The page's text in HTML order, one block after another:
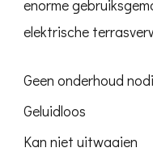
enorme
elektrische
Geen onderhoud
Geluidloos
Kan niet uitwaaien